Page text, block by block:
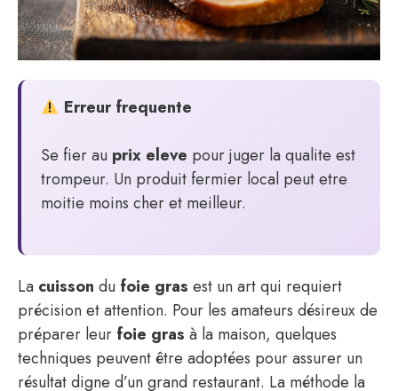
Erreur frequente
Se fier au prix eleve pour juger la qualite est
trompeur. Un produit fermier local peut etre
moitie moins cher et meilleur.
La cuisson du foie gras est un art qui requiert
précision et attention. Pour les amateurs désireux de
préparer leur foie gras à la maison, quelques
techniques peuvent être adoptées pour assurer un
résultat digne d’un grand restaurant. La méthode la